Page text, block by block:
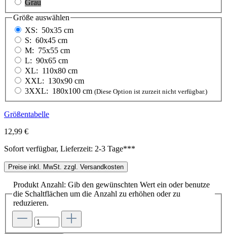
Grau
Größe auswählen
XS: 50x35 cm
S: 60x45 cm
M: 75x55 cm
L: 90x65 cm
XL: 110x80 cm
XXL: 130x90 cm
3XXL: 180x100 cm (Diese Option ist zurzeit nicht verfügbar.)
Größentabelle
12,99 €
Sofort verfügbar, Lieferzeit: 2-3 Tage***
Preise inkl. MwSt. zzgl. Versandkosten
Produkt Anzahl: Gib den gewünschten Wert ein oder benutze
die Schaltflächen um die Anzahl zu erhöhen oder zu
reduzieren.